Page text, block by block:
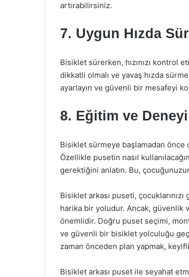
artırabilirsiniz.
7. Uygun Hızda
Bisiklet sürerken, hızınızı kontrol
dikkatli olmalı ve yavaş hızda
ayarlayın ve güvenli bir mesafeyi
8. Eğitim ve
Bisiklet sürmeye başlamadan önce
Özellikle pusetin nasıl
gerektiğini anlatın. Bu,
Bisiklet arkası puseti,
harika bir yoludur. Ancak, güvenlik
önemlidir. Doğru puset seçimi,
ve güvenli bir bisiklet yolculuğu
zaman önceden plan yapmak, keyifli
Bisiklet arkası puset ile seyahat